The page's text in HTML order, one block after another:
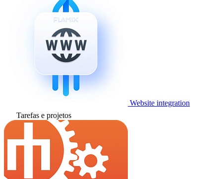
Website integration
Tarefas e projetos